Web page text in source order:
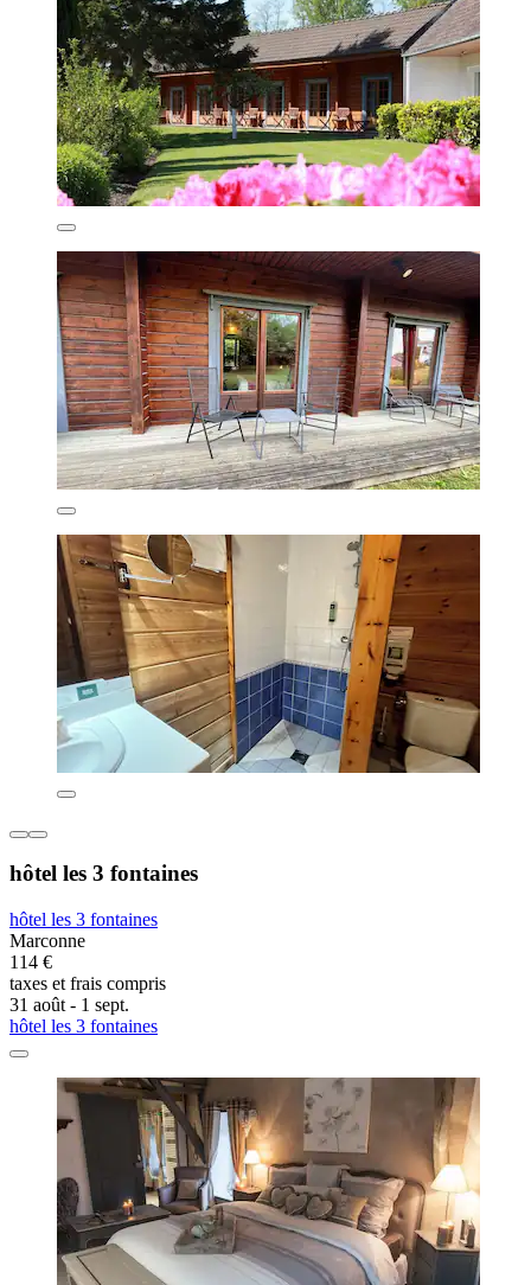
hôtel les 3 fontaines
hôtel les 3 fontaines
Marconne
114 €
taxes et frais compris
31 août - 1 sept.
hôtel les 3 fontaines